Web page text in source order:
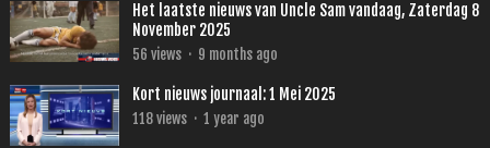
Het laatste nieuws van Uncle Sam vandaag, Zaterdag 8
November 2025
56 views · 9 months ago
Kort nieuws journaal: 1 Mei 2025
118views · 1 year ago